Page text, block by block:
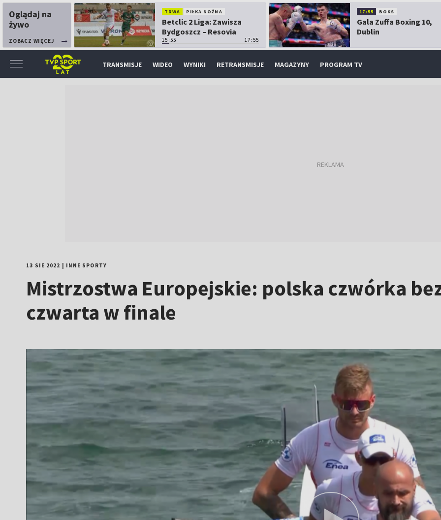
Oglądaj na
żywo
ZOBACZ WIĘCEJ
TRWA PIŁKA NOŻNA
Betclic 2 Liga: Zawisza
Bydgoszcz – Resovia
15:55 17:55
17:55 BOKS
Gala Zuffa Boxing 10,
Dublin
TRANSMISJE WIDEO WYNIKI RETRANSMISJE MAGAZYNY PROGRAM TV
13 SIE 2022 INNE SPORTY
Mistrzostwa Europejskie: polska czwórka
czwarta w finale